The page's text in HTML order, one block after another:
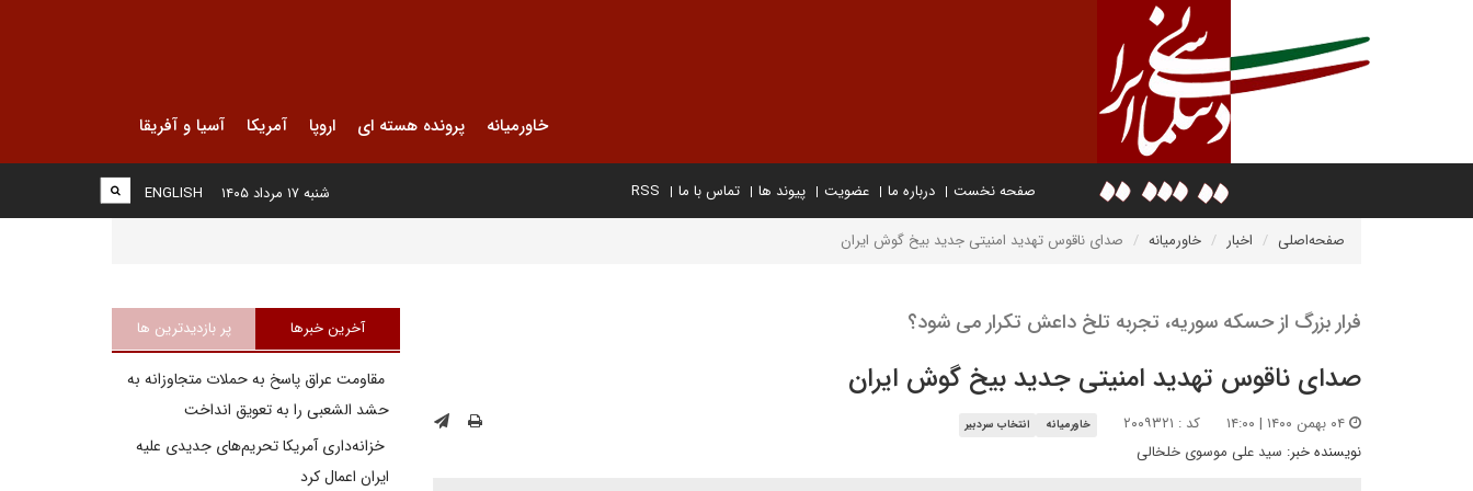
خاورمیانه پرونده هسته ای اروپا آمریکا آسیا و آفریقا
صفحه نخست درباره ما عضویت پیوند ها تماس با ما RSS
ENGLISH شنبه ۱۷ مرداد ۱۴۰۵
صفحه‌اصلی اخبار خاورمیانه صدای ناقوس تهدید امنیتی جدید بیخ گوش ایران
فرار بزرگ از حسکه سوریه، تجربه تلخ داعش تکرار می شود؟
صدای ناقوس تهدید امنیتی جدید بیخ گوش ایران
کد : ۲۰۰۹۳۲۱ خاورمیانه انتخاب سردبیر
نویسنده خبر: سید علی موسوی خلخالی
آخرین خبرها پر بازدیدترین ها
مقاومت عراق پاسخ به حملات متجاوزانه به
حشد الشعبی را به تعویق انداخت
خزانه‌داری آمریکا تحریم‌های جدیدی علیه
ایران اعمال کرد